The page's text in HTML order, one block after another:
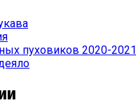
пуховиков 2020-2021